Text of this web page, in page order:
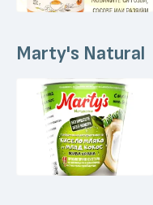
Marty's Natural